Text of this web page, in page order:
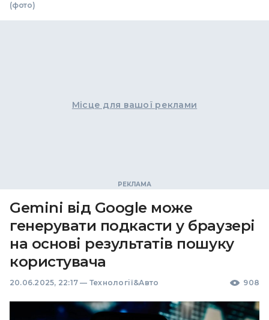
(фото)
Місце для вашої реклами
Gemini від Google може
генерувати подкасти у браузері
на основі результатів пошуку
користувача
20.06.2025, 22:17 — Технології&Авто 908